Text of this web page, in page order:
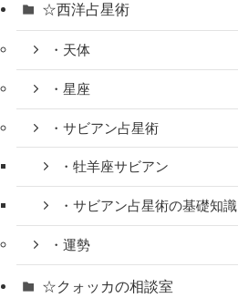
☆西洋占星術
・天体
・星座
・サビアン占星術
・牡羊座サビアン
・サビアン占星術の基礎知識
・運勢
☆クォッカの相談室